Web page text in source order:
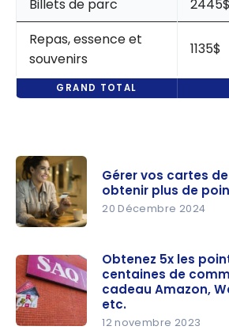
GRAND TOTAL
Billets de parc
2445$
Repas, essence et
souvenirs
1135$
cartes de
crédit pour
obtenir
plus de
Gérer vos cartes
obtenir plus de
20 Décembre 2024
Obtenez 5x les
centaines de
cadeau Amazon,
etc.
12 novembre 2023